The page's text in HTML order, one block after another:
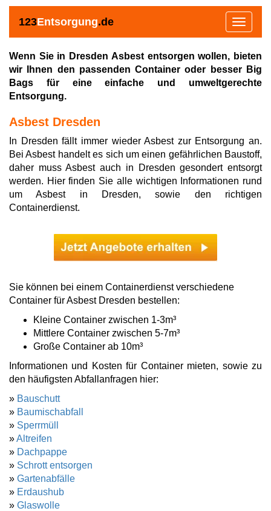
123Entsorgung.de
Toggle
Wenn Sie in Dresden Asbest entsorgen wollen, bieten
wir Ihnen den passenden Container oder besser Big
Bags für eine einfache und umweltgerechte
Entsorgung.
Asbest Dresden
In Dresden fällt immer wieder Asbest zur Entsorgung an.
Bei Asbest handelt es sich um einen gefährlichen Baustoff,
daher muss Asbest auch in Dresden gesondert entsorgt
werden. Hier finden Sie alle wichtigen Informationen rund
um Asbest in Dresden, sowie den richtigen
Containerdienst.
Sie können bei einem Containerdienst verschiedene
Container für Asbest Dresden bestellen:
Kleine Container zwischen 1-3m³
Mittlere Container zwischen 5-7m³
Große Container ab 10m³
Informationen und Kosten für Container mieten, sowie zu
den häufigsten Abfallanfragen hier:
» Bauschutt
» Baumischabfall
» Sperrmüll
»Altreifen
» Dachpappe
» Schrott entsorgen
» Gartenabfälle
» Erdaushub
» Glaswolle